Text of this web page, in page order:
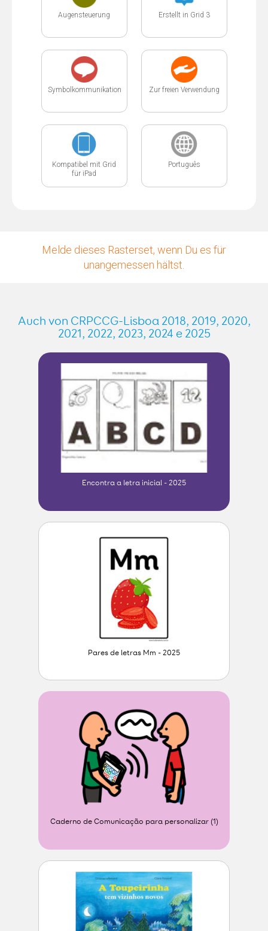
Augensteuerung Erstellt in Grid 3
Symbolkommunikation Zur freien Verwendung
Kompatibel mit Grid
für iPad
Português
Melde dieses Rasterset, wenn Du es für
unangemessen hältst.
Auch von CRPCCG-Lisboa 2018, 2019, 2020,
2021, 2022, 2023, 2024 e 2025
Encontra a letra inicial - 2025
Pares de letras Mm - 2025
Caderno de Comunicação para personalizar (1)